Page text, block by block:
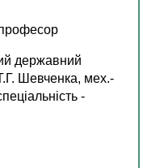
державний
Шевченка, мех.-
-